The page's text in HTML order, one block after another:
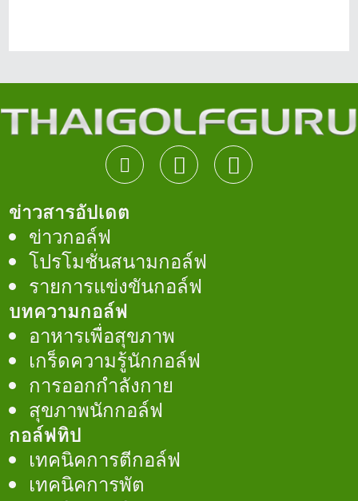
ข่าวสารอัปเดต
ข่าวกอล์ฟ
โปรโมชั่นสนามกอล์ฟ
รายการแข่งขันกอล์ฟ
บทความกอล์ฟ
อาหารเพื่อสุขภาพ
เกร็ดความรู้นักกอล์ฟ
การออกกำลังกาย
สุขภาพนักกอล์ฟ
กอล์ฟทิป
เทคนิคการตีกอล์ฟ
เทคนิคการพัต